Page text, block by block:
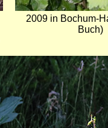
2009 in Bochum-
Buch)